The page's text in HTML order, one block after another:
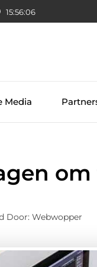
15:56:07
Media
Door: Webwopper